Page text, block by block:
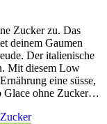
Zucker zu. Das
deinem Gaumen
Der italienische
Mit diesem Low
eine süsse,
Glace ohne Zucker…